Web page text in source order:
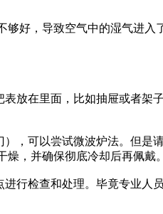
好，导致空气中的湿气进
放在里面，比如抽屉或者架
，可以尝试微波炉法。但是
，并确保彻底冷却后再佩戴。
行检查和处理。毕竟专业人